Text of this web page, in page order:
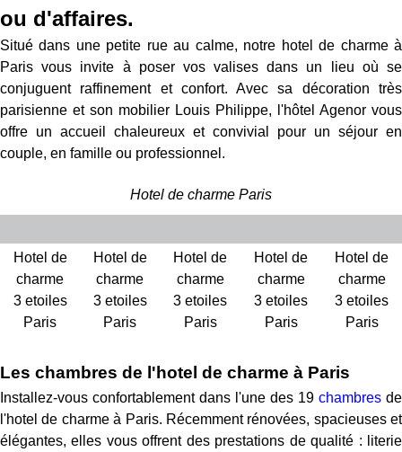
ou d'affaires.
Situé dans une petite rue au calme, notre hotel de charme à
Paris vous invite à poser vos valises dans un lieu où se
conjuguent raffinement et confort. Avec sa décoration très
parisienne et son mobilier Louis Philippe, l'hôtel Agenor vous
offre un accueil chaleureux et convivial pour un séjour en
couple, en famille ou professionnel.
Hotel de charme Paris
Hotel de
charme
3 etoiles
Paris
Hotel de
charme
3 etoiles
Paris
Hotel de
charme
3 etoiles
Paris
Hotel de
charme
3 etoiles
Paris
Hotel de
charme
3 etoiles
Paris
Les chambres de l'hotel de charme à Paris
Installez-vous confortablement dans l'une des 19 chambres de
l'hotel de charme à Paris. Récemment rénovées, spacieuses et
élégantes, elles vous offrent des prestations de qualité : literie